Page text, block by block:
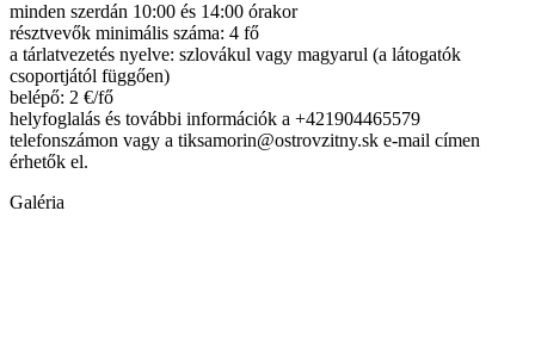
minden szerdán 10:00 és 14:00 órakor
résztvevők minimális száma: 4 fő
a tárlatvezetés nyelve: szlovákul vagy magyarul (a látogatók
csoportjától függően)
belépő: 2 €/fő
helyfoglalás és további információk a +421904465579
telefonszámon vagy a tiksamorin@ostrovzitny.sk e-mail címen
érhetők el.
Galéria